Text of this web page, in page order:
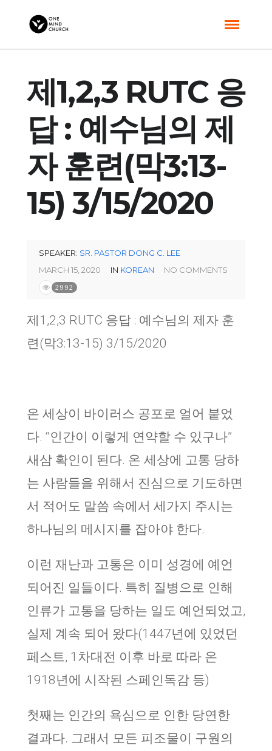
제1,2,3 RUTC 응
답 : 예수님의 제
자 훈련(막3:13-
15) 3/15/2020
SPEAKER: SR. PASTOR DONG C. LEE
MARCH 15, 2020
IN KOREAN NO COMMENTS
2992
제1,2,3 RUTC 응답 : 예수님의 제자 훈
련(막3:13-15) 3/15/2020
온 세상이 바이러스 공포로 얼어 붙었
다. “인간이 이렇게 연약할 수 있구나”
새삼 확인이 된다. 온 세상에 고통 당하
는 사람들을 위해서 진심으로 기도하면
서 적어도 말씀 속에서 세가지 주시는
하나님의 메시지를 잡아야 한다.
이런 재난과 고통은 이미 성경에 예언
되어진 일들이다. 특히 질병으로 인해
인류가 고통을 당하는 일도 예언되었고,
실제 계속 되어 왔다(1447년에 있었던
페스트, 1차대전 이후 바로 따라 온
1918년에 시작된 스페인독감 등)
첫째는 인간의 욕심으로 인한 당연한
결과다. 그래서 모든 피조물이 구원의